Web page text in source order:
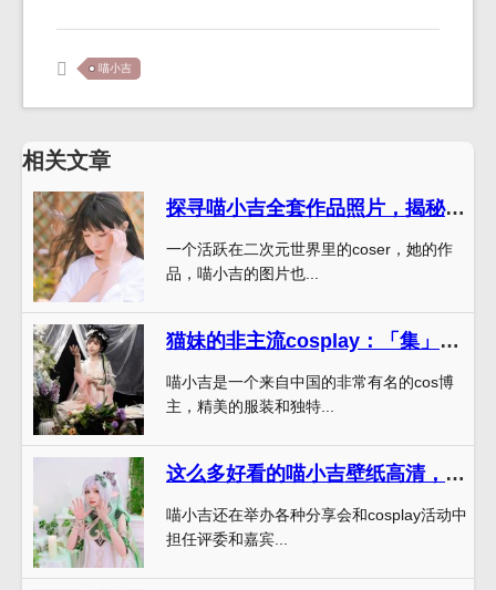
喵小吉
相关文章
探寻喵小吉全套作品照片，揭秘二次元世界之美
一个活跃在二次元世界里的coser，她的作
品，喵小吉的图片也...
猫妹的非主流cosplay：「集」齐少女喵小吉罪恶王冠所有形象
喵小吉是一个来自中国的非常有名的cos博
主，精美的服装和独特...
这么多好看的喵小吉壁纸高清，都让人不知所以然。
喵小吉还在举办各种分享会和cosplay活动中
担任评委和嘉宾...